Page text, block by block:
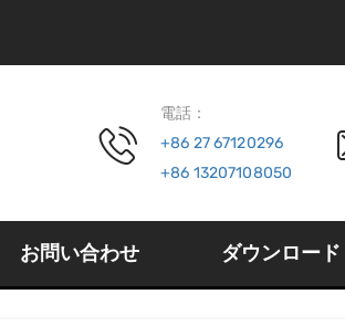
電話：
+86 27 67120296
+86 13207108050
お問い合わせ ダウンロード